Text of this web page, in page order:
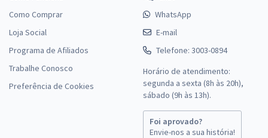
Como Comprar
Loja Social
Programa de Afiliados
Trabalhe Conosco
Preferência de Cookies
WhatsApp
E-mail
Telefone: 3003-0894
Horário de atendimento:
segunda a sexta (8h às 20h),
sábado (9h às 13h).
Foi aprovado?
Envie-nos a sua história!